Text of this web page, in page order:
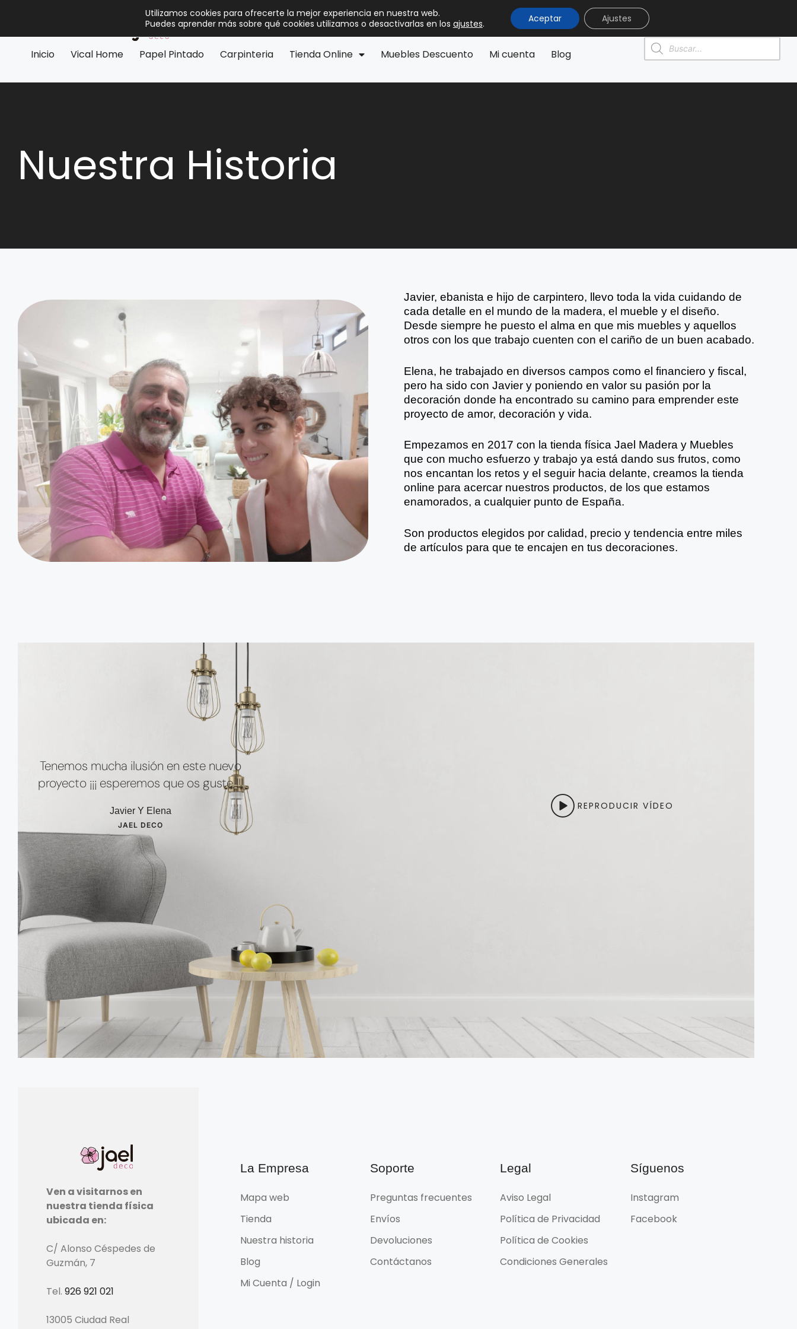
Inicio Vical Home Papel Pintado Carpinteria Tienda Online Muebles Descuento Mi cuenta Blog
Nuestra Historia
Javier, ebanista e hijo de carpintero, llevo toda la vida cuidando de
cada detalle en el mundo de la madera, el mueble y el diseño.
Desde siempre he puesto el alma en que mis muebles y aquellos
otros con los que trabajo cuenten con el cariño de un buen acabado.
Elena, he trabajado en diversos campos como el financiero y fiscal,
pero ha sido con Javier y poniendo en valor su pasión por la
decoración donde ha encontrado su camino para emprender este
proyecto de amor, decoración y vida.
Empezamos en 2017 con la tienda física Jael Madera y Muebles
que con mucho esfuerzo y trabajo ya está dando sus frutos, como
nos encantan los retos y el seguir hacia delante, creamos la tienda
online para acercar nuestros productos, de los que estamos
enamorados, a cualquier punto de España.
Son productos elegidos por calidad, precio y tendencia entre miles
de artículos para que te encajen en tus decoraciones.
Tenemos mucha ilusión en este nuevo
proyecto ¡¡¡ esperemos que os guste !!!
Javier Y Elena
JAEL DECO
REPRODUCIR VÍDEO
Ven a visitarnos en
nuestra tienda física
ubicada en:
C/ Alonso Céspedes de
Guzmán, 7
Tel. 926 921 021
13005 Ciudad Real
La Empresa
Mapa web
Tienda
Nuestra historia
Blog
Mi Cuenta / Login
Soporte
Preguntas frecuentes
Envíos
Devoluciones
Contáctanos
Legal
Aviso Legal
Política de Privacidad
Política de Cookies
Condiciones Generales
Síguenos
Instagram
Facebook
Utilizamos cookies para ofrecerte la mejor experiencia en nuestra web.
Puedes aprender más sobre qué cookies utilizamos o desactivarlas en los ajustes. Aceptar Ajustes